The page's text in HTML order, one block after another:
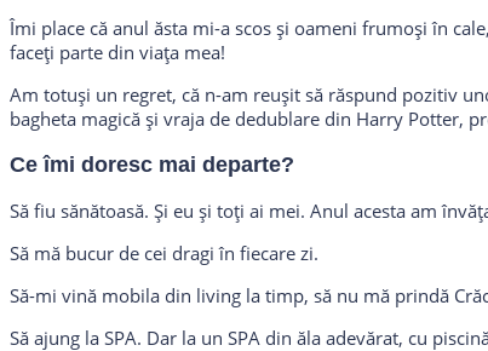
Îmi place că anul ăsta mi-a scos și oameni frumoși în
faceți parte din viața mea!
Am totuși un regret, că n-am reușit să răspund pozitiv
bagheta magică și vraja de dedublare din Harry Potter,
Ce îmi doresc mai departe?
Să fiu sănătoasă. Și eu și toți ai mei. Anul acesta am
Să mă bucur de cei dragi în fiecare zi.
Să-mi vină mobila din living la timp, să nu mă prindă
Să ajung la SPA. Dar la un SPA din ăla adevărat, cu